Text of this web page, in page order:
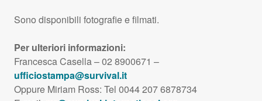
Sono disponibili fotografie e filmati.
Per ulteriori informazioni:
Francesca Casella – 02 8900671 –
ufficiostampa@survival.it
Oppure Miriam Ross: Tel 0044 207 6878734